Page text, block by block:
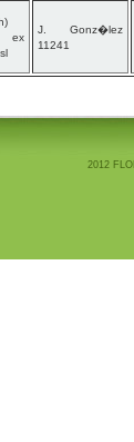
ex
J. Gonz�lez
11241
2012